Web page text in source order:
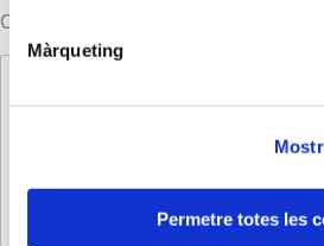
Màrqueting
Permetre totes les
Comentari